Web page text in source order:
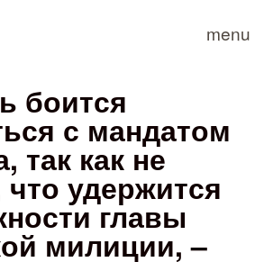
menu
боится
с мандатом
так как не
удержится
главы
милиции, –